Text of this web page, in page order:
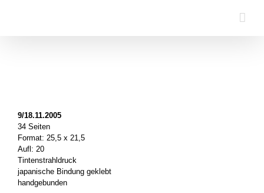
9/18.11.2005
34 Seiten
Format: 25,5 x 21,5
Aufl: 20
Tintenstrahldruck
japanische Bindung geklebt
handgebunden